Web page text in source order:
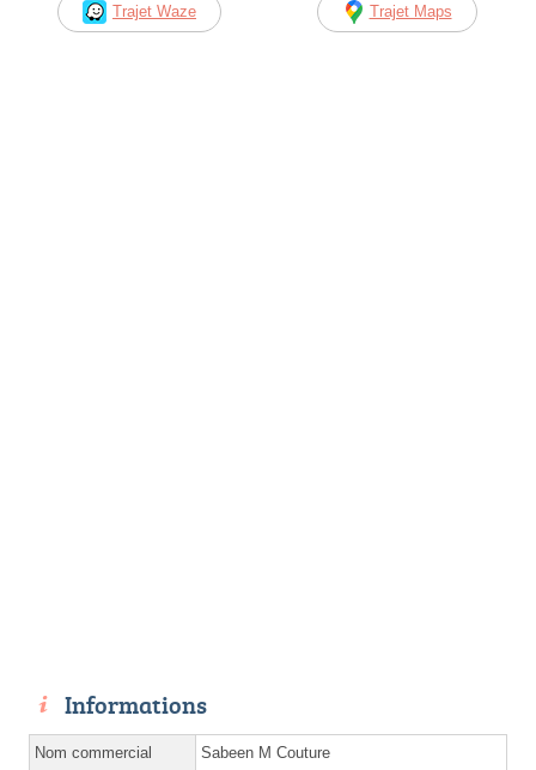
Trajet Waze Trajet Maps
Informations
Nom commercial Sabeen M Couture